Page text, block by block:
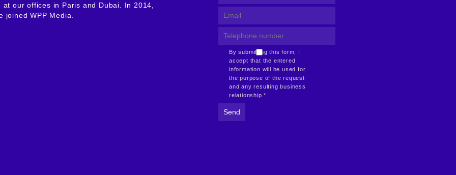
at our offices in Paris and Dubai. In 2014,
joined WPP Media.
By submitting this form, I
accept that the entered
information will be used for
the purpose of the request
and any resulting business
relationship.*